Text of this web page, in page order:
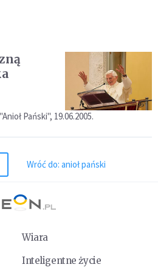
Pański", 19.06.2005.
Wróć do: anioł pański
Wiara
Inteligentne życie